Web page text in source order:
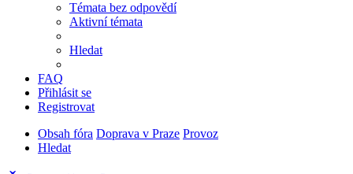
Témata bez odpovědí
Aktivní témata
Hledat
FAQ
Přihlásit se
Registrovat
Obsah fóra Doprava v Praze Provoz
Hledat